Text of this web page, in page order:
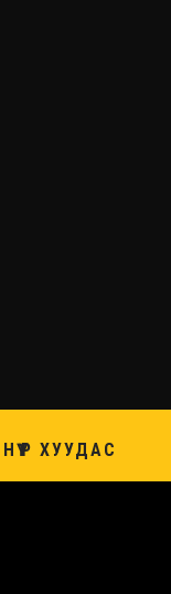
НҮҮР ХУУДАС